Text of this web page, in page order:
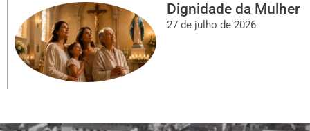
Dignidade da Mulher
27 de julho de 2026